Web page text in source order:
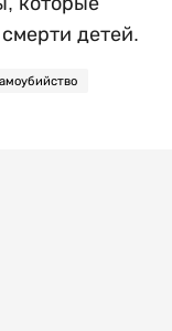
детей.